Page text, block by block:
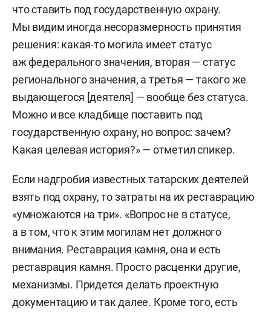
что ставить под государственную охрану.
Мы видим иногда несоразмерность принятия
решения: какая-то могила имеет статус
аж федерального значения, вторая — статус
регионального значения, а третья — такого же
выдающегося [деятеля] — вообще без статуса.
Можно и все кладбище поставить под
государственную охрану, но вопрос: зачем?
Какая целевая история?» — отметил спикер.
Если надгробия известных татарских деятелей
взять под охрану, то затраты на их реставрацию
«умножаются на три». «Вопрос не в статусе,
а в том, что к этим могилам нет должного
внимания. Реставрация камня, она и есть
реставрация камня. Просто расценки другие,
механизмы. Придется делать проектную
документацию и так далее. Кроме того, есть